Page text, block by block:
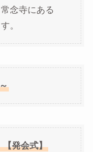
念寺にある
。
発会式】